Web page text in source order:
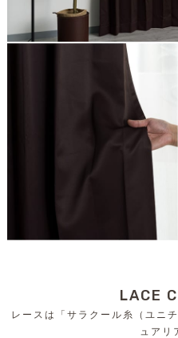
LACE
レースは「サラクール糸（ユニ
ュアリ